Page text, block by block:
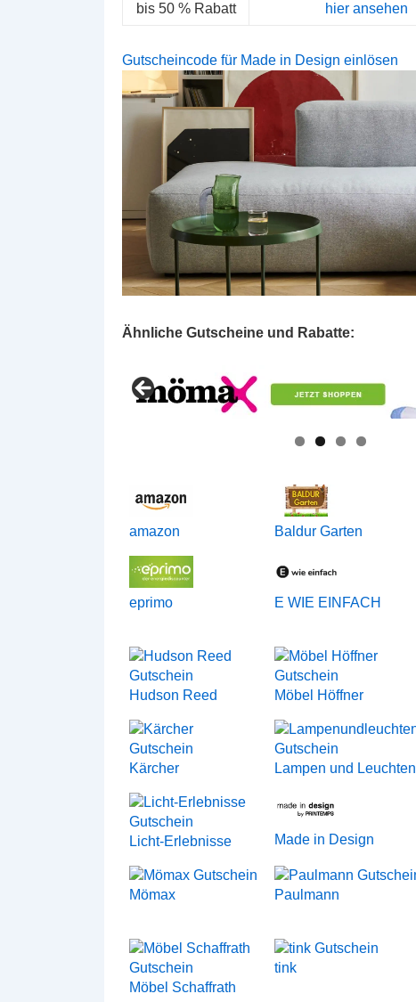
bis 50 % Rabatt hier ansehen
Gutscheincode für Made in Design einlösen
Ähnliche Gutscheine und Rabatte:
amazon Baldur Garten
eprimo E WIE EINFACH
Hudson Reed Möbel Höffner
Kärcher Lampen und Leuchten
Licht-Erlebnisse Made in Design
Mömax
Paulmann
Möbel Schaffrath
tink